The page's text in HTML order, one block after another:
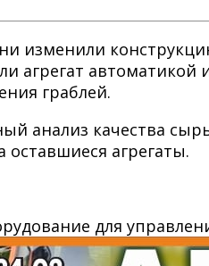
изменили
агрегат
граблей.
анализ качества
агрегаты.
для